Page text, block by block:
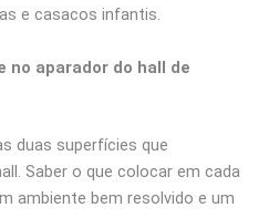
e casacos infantis.
no aparador do hall de
duas superfícies que
Saber o que colocar em cada
ambiente bem resolvido e um